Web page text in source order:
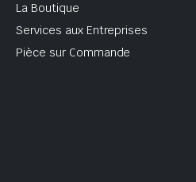
La Boutique
Services aux Entreprises
Pièce sur Commande